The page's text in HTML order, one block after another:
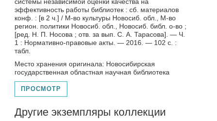
1996
1997
1998
1999
2001
2002
2003
2004
системы независимой оценки качества на
эффективность работы библиотек : сб. материалов
конф. : [в 2 ч.] / М-во культуры Новосиб. обл., М-во
регион. политики Новосиб. обл., Новосиб. библ. о-во ;
[ред. Н. П. Носова ; отв. за вып. С. А. Тарасова]. — Ч.
1 : Нормативно-правовые акты. — 2016. — 102 с. :
табл.
Место хранения оригинала: Новосибирская
государственная областная научная библиотека
ПРОСМОТР
Другие экземпляры коллекции